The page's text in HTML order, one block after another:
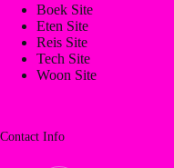
Boek Site
Eten Site
Reis Site
Tech Site
Woon Site
Contact Info